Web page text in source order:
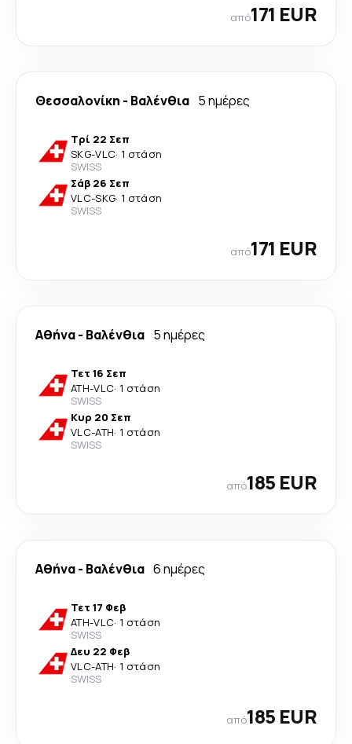
από171 EUR
Θεσσαλονίκη - Βαλένθια 5 ημέρες
Τρί 22 Σεπ
SKG-VLC· 1 στάση
SWISS
Σάβ 26 Σεπ
VLC-SKG· 1 στάση
SWISS
από171 EUR
Αθήνα- Βαλένθια 5 ημέρες
Τετ 16 Σεπ
ATH-VLC· 1 στάση
SWISS
Κυρ 20 Σεπ
VLC-ATH· 1 στάση
SWISS
από185 EUR
Αθήνα- Βαλένθια 6 ημέρες
Τετ 17 Φεβ
ATH-VLC· 1 στάση
SWISS
Δευ 22 Φεβ
VLC-ATH· 1 στάση
SWISS
από185 EUR